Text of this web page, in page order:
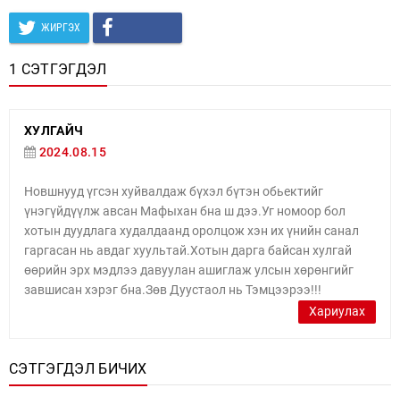
ЖИРГЭХ
1 СЭТГЭГДЭЛ
ХУЛГАЙЧ
2024.08.15
Новшнууд үгсэн хуйвалдаж бүхэл бүтэн обьектийг
үнэгүйдүүлж авсан Мафыхан бна ш дээ.Уг номоор бол
хотын дуудлага худалдаанд оролцож хэн их үнийн санал
гаргасан нь авдаг хуультай.Хотын дарга байсан хулгай
өөрийн эрх мэдлээ давуулан ашиглаж улсын хөрөнгийг
завшисан хэрэг бна.Зөв Дуустаол нь Тэмцээрээ!!!
Хариулах
СЭТГЭГДЭЛ БИЧИХ